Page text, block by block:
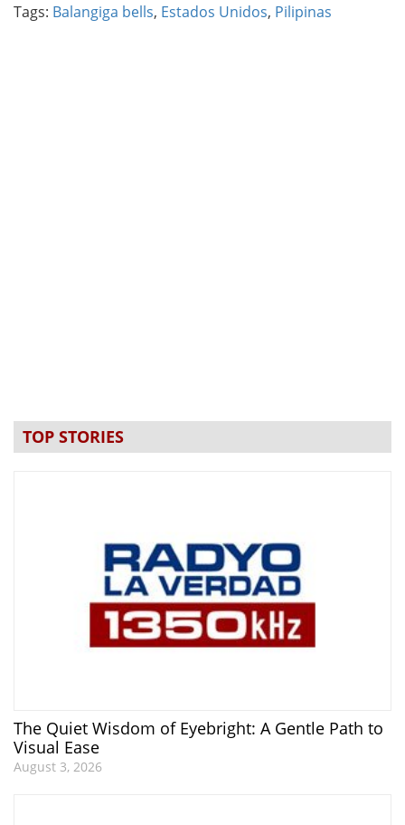
Tags: Balangiga bells, Estados Unidos, Pilipinas
TOP STORIES
The Quiet Wisdom of Eyebright: A Gentle Path to
Visual Ease
August 3, 2026